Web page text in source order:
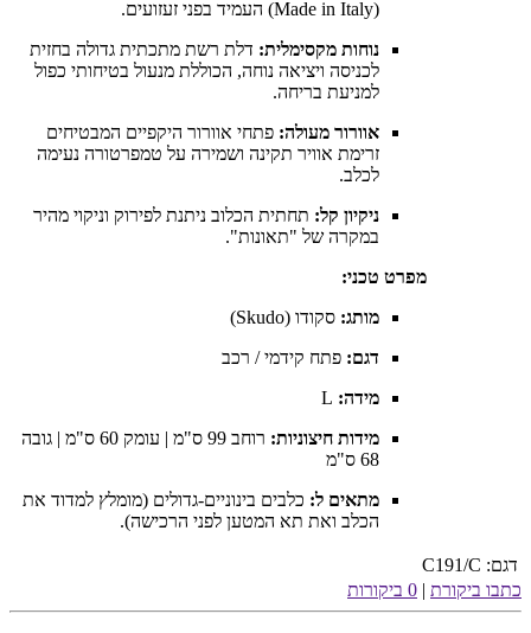
(Made in Italy) העמיד בפני זעזועים.
נוחות מקסימלית: דלת רשת מתכתית גדולה בחזית
לכניסה ויציאה נוחה, הכוללת מנעול בטיחותי כפול
למניעת בריחה.
אוורור מעולה: פתחי אוורור היקפיים המבטיחים
זרימת אוויר תקינה ושמירה על טמפרטורה נעימה
לכלב.
ניקיון קל: תחתית הכלוב ניתנת לפירוק וניקוי מהיר
במקרה של "תאונות".
מפרט טכני:
מותג: סקודו (Skudo)
דגם: פתח קידמי / רכב
מידה:
מידות חיצוניות:
רוחב 99 ס"מ | עומק 60 ס"מ | גובה
68 ס"מ
מתאים ל: כלבים בינוניים-גדולים (מומלץ למדוד את
הכלב ואת תא המטען לפני הרכישה).
דגם: C191/C
כתבו ביקורת | 0 ביקורות